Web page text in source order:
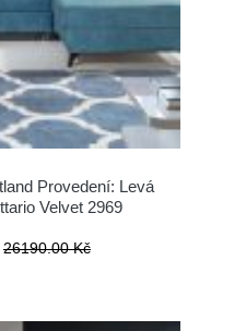
Provedení: Levá
Velvet 2969
26190.00 Kč